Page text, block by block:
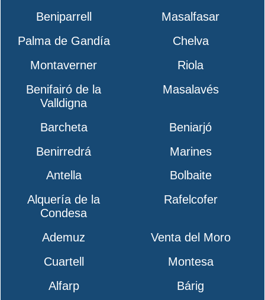
Beniparrell
Masalfasar
Palma de Gandía
Chelva
Montaverner
Riola
Benifairó de la
Valldigna
Masalavés
Barcheta
Beniarjó
Benirredrá
Marines
Antella
Bolbaite
Alquería de la
Condesa
Rafelcofer
Ademuz
Venta del Moro
Cuartell
Montesa
Alfarp
Bárig